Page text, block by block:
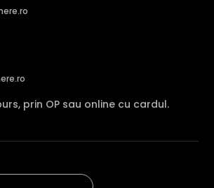
prin OP sau online cu cardul.